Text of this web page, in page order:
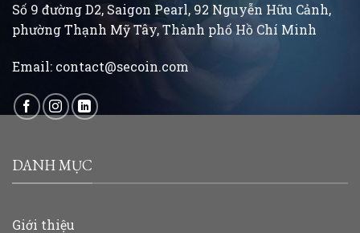
Số 9 đường D2, Saigon Pearl, 92 Nguyễn Hữu Cảnh,
phường Thạnh Mỹ Tây, Thành phố Hồ Chí Minh
Email: contact@secoin.com
DANH MỤC
Giới thiệu